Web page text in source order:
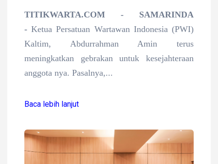
TITIKWARTA.COM - SAMARINDA
-Ketua Persatuan Wartawan Indonesia (PWI)
Kaltim, Abdurrahman Amin terus
meningkatkan gebrakan untuk kesejahteraan
anggota nya. Pasalnya,...
Baca lebih lanjut